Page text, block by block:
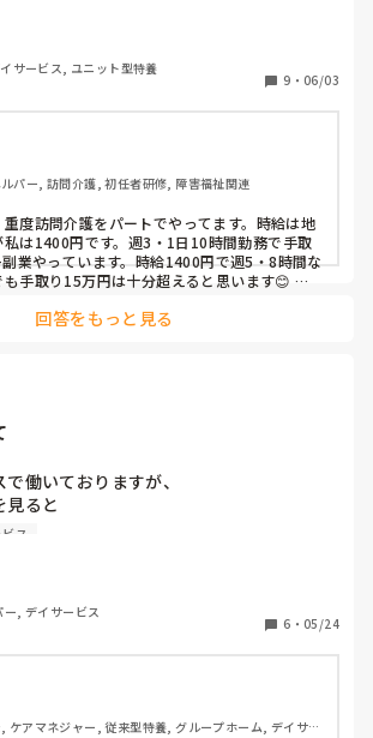
ます。
パートの方が多いのでしょうか？
社員ではなくパートとして仕事をしたいと
サービス, ユニット型特養
9 ・ 06/03
パー, 訪問介護, 初任者研修, 障害福祉関連
度訪問介護をパートでやってます。時給は地
は1400円です。週3・1日10時間勤務で手取
業やっています。時給1400円で週5・8時間な
も手取り15万円は十分超えると思います😊 よ
回答をもっと見る
働いておりますが、
見ると
かの施設より
とがないので
など
ス
ー, デイサービス
6 ・ 05/24
ケアマネジャー, 従来型特養, グループホーム, デイサー